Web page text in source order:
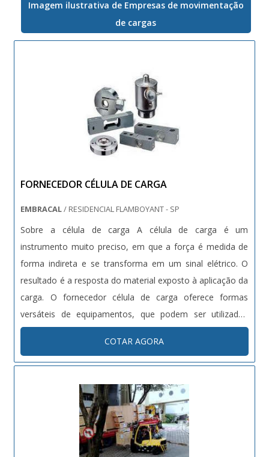
de logística dedicada.
Imagem ilustrativa de Empresas de movimentação
de cargas
FORNECEDOR CÉLULA DE CARGA
EMBRACAL/ RESIDENCIAL FLAMBOYANT - SP
Sobre a célula de carga A célula de carga é um
instrumento muito preciso, em que a força é medida de
forma indireta e se transforma em um sinal elétrico. O
resultado é a resposta do material exposto à aplicação da
carga. O fornecedor célula de carga oferece formas
versáteis de equipamentos, que podem ser utilizados
desde balanças comerciais de precisão, em soluções de
pesagem e automatização industrial como para medir o
estresse em pilares d....
COTAR AGORA